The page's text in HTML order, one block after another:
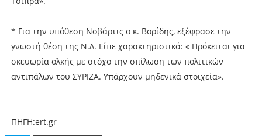
* Για την υπόθεση Νοβάρτις ο κ. Βορίδης, εξέφρασε την
γνωστή θέση της Ν.Δ. Είπε χαρακτηριστικά: « Πρόκειται για
σκευωρία ολκής με στόχο την σπίλωση των πολιτικών
αντιπάλων του ΣΥΡΙΖΑ. Υπάρχουν μηδενικά στοιχεία».
ΠΗΓΗ:ert.gr